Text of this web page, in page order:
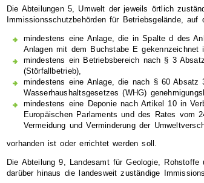
Die Abteilungen 5, Umwelt der jeweils örtlich
Immissionsschutzbehörden für Betriebsgelände, auf
mindestens eine Anlage, die in Spalte d des
Anlagen mit dem Buchstabe E gekennzeichnet
mindestens ein Betriebsbereich nach § 3
(Störfallbetrieb),
mindestens eine Anlage, die nach § 60
Wasserhaushaltsgesetzes (WHG)
mindestens eine Deponie nach Artikel 10 in
Europäischen Parlaments und des Rates vom
Vermeidung und Verminderung der
vorhanden ist oder errichtet werden soll.
Die Abteilung 9, Landesamt für Geologie,
darüber hinaus die landesweit zuständige